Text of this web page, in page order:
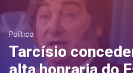
Político
Tarcísio
alta honraria do